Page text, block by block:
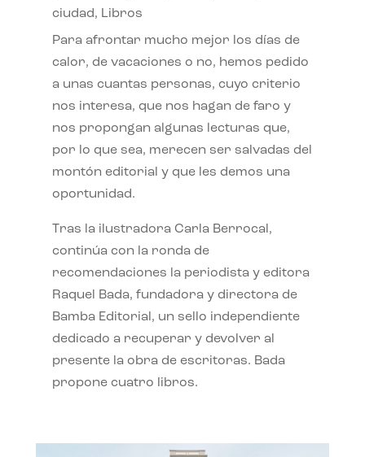
ciudad, Libros
Para afrontar mucho mejor los días de
calor, de vacaciones o no, hemos pedido
a unas cuantas personas, cuyo criterio
nos interesa, que nos hagan de faro y
nos propongan algunas lecturas que,
por lo que sea, merecen ser salvadas del
montón editorial y que les demos una
oportunidad.
Tras la ilustradora Carla Berrocal,
continúa con la ronda de
recomendaciones la periodista y editora
Raquel Bada, fundadora y directora de
Bamba Editorial, un sello independiente
dedicado a recuperar y devolver al
presente la obra de escritoras. Bada
propone cuatro libros.